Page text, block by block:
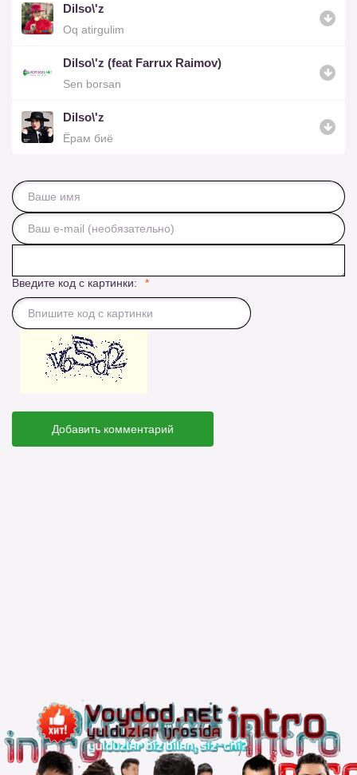
Dilso\'z
Oq atirgulim
Dilso\'z (feat Farrux Raimov)
Sen borsan
Dilso\'z
Ёрам биё
Введите код с картинки:
Добавить комментарий